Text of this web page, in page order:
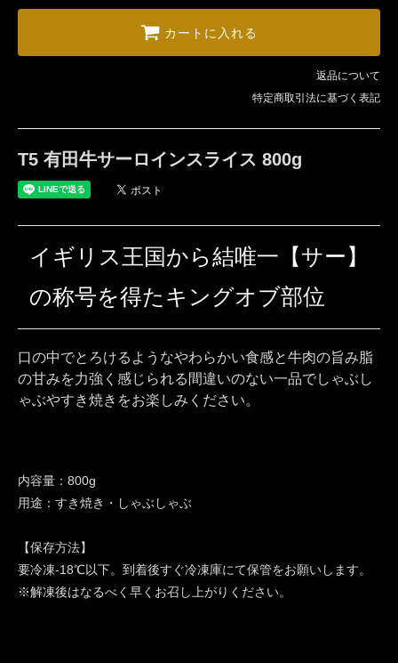
カートに入れる
返品について
特定商取引法に基づく表記
T5 有田牛サーロインスライス 800g
イギリス王国から結唯一【サー】
の称号を得たキングオブ部位
口の中でとろけるようなやわらかい食感と牛肉の旨み脂
の甘みを力強く感じられる間違いのない一品でしゃぶし
ゃぶやすき焼きをお楽しみください。
内容量：800g
用途：すき焼き・しゃぶしゃぶ
【保存方法】
要冷凍-18℃以下。到着後すぐ冷凍庫にて保管をお願いします。
※解凍後はなるべく早くお召し上がりください。